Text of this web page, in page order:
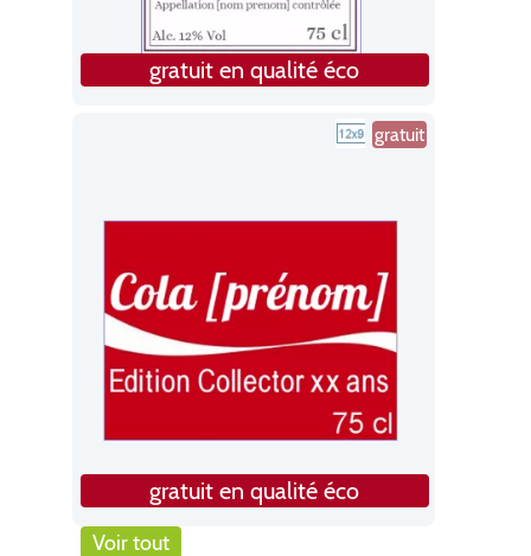
gratuit en qualité éco
gratuit
gratuit en qualité éco
Voir tout